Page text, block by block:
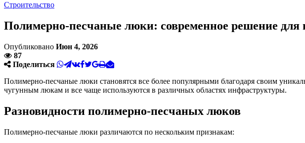
Строительство
Полимерно-песчаные люки: современное решение для
Опубликовано Июн 4, 2026
87
Поделиться
Полимерно-песчаные люки становятся все более популярными благодаря своим
чугунным люкам и все чаще используются в различных областях инфраструктуры.
Разновидности полимерно-песчаных люков
Полимерно-песчаные люки различаются по нескольким признакам: